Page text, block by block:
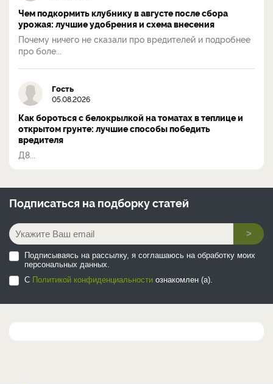
Чем подкормить клубнику в августе после сбора
урожая: лучшие удобрения и схема внесения
Почему ничего не сказали про вредителей и подробнее
про боле...
Гость
05.08.2026
Как бороться с белокрылкой на томатах в теплице и
открытом грунте: лучшие способы победить
вредителя
Д8...
Подписаться на подборку статей
>
Подписываясь на рассылку, я соглашаюсь на обработку моих
персональных данных.
С Политикой конфиденциальности ознакомлен (а).